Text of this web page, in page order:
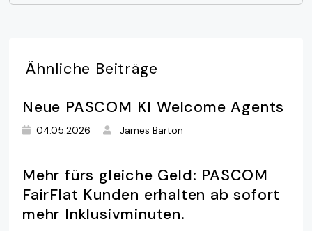
Ähnliche Beiträge
Neue PASCOM KI Welcome Agents
04.05.2026 James Barton
Mehr fürs gleiche Geld: PASCOM
FairFlat Kunden erhalten ab sofort
mehr Inklusivminuten.